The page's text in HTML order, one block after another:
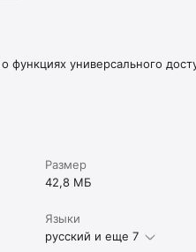
функциях универсального
Размер
42,8 МБ
Языки
русский и еще 7